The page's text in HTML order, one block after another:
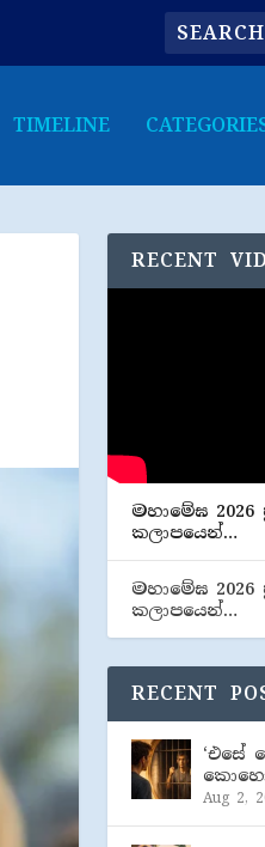
TIMELINE
RECENT
මහාමේඝ
කලාපයෙන්…
මහාමේඝ
කලාපයෙන්…
RECENT
‘එසේ
Aug 2,